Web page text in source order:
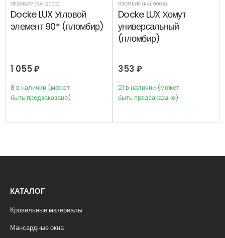
ПЛОМБИР (RAL 9003)
Docke LUX Угловой
элемент 90* (пломбир)
1 055₽
8 в наличии (может
быть предзаказано)
ПЛОМБИР (RAL 9003)
Docke LUX Хомут
универсальный
(пломбир)
353 ₽
21 в наличии (может
быть предзаказано)
КАТАЛОГ
Кровельные материалы
Мансардные окна